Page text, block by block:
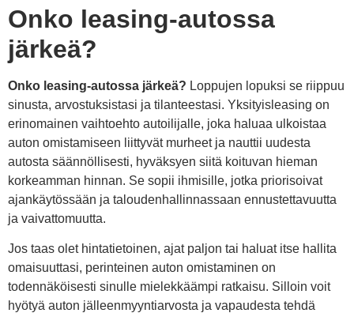
Onko leasing-autossa
järkeä?
Onko leasing-autossa järkeä? Loppujen lopuksi se riippuu
sinusta, arvostuksistasi ja tilanteestasi. Yksityisleasing on
erinomainen vaihtoehto autoilijalle, joka haluaa ulkoistaa
auton omistamiseen liittyvät murheet ja nauttii uudesta
autosta säännöllisesti, hyväksyen siitä koituvan hieman
korkeamman hinnan. Se sopii ihmisille, jotka priorisoivat
ajankäytössään ja taloudenhallinnassaan ennustettavuutta
ja vaivattomuutta.
Jos taas olet hintatietoinen, ajat paljon tai haluat itse hallita
omaisuuttasi, perinteinen auton omistaminen on
todennäköisesti sinulle mielekkäämpi ratkaisu. Silloin voit
hyötyä auton jälleenmyyntiarvosta ja vapaudesta tehdä